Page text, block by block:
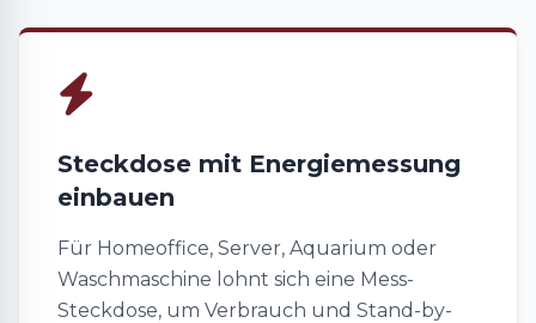
Steckdose mit Energiemessung
einbauen
Für Homeoffice, Server, Aquarium oder
Waschmaschine lohnt sich eine Mess-
Steckdose, um Verbrauch und Stand-by-